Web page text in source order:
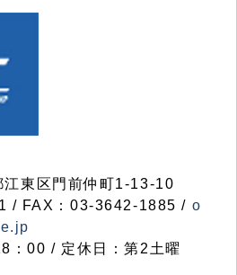
東区門前仲町1-13-10
/ FAX：03-3642-1885 / o
：00 / 定休日：第2土曜